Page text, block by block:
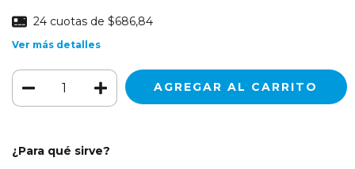
24 cuotas de $686,84
Ver más detalles
¿Para qué sirve?